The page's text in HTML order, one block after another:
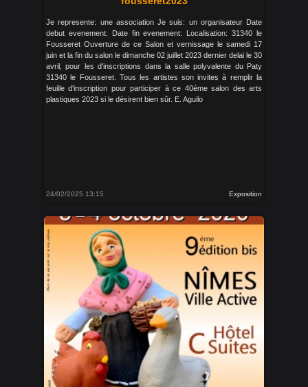
Je represente: une association Je suis: un organisateur Date
debut evenement: Date fin evenement: Localisation: 31340 le
Fousseret Ouverture de ce Salon et vernissage le samedi 17
juin et la fin du salon le dimanche 02 juillet 2023 dernier delai le 30
avril, pour les d'inscriptions dans la salle polyvalente du Paty
31340 le Fousseret. Tous les artistes son invites à remplir la
feuille d'inscription pour participer à ce 40éme salon des arts
plastiques 2023 si le désirent bien sûr. E. Aguilo
24/02/2025 13:15 Exposition